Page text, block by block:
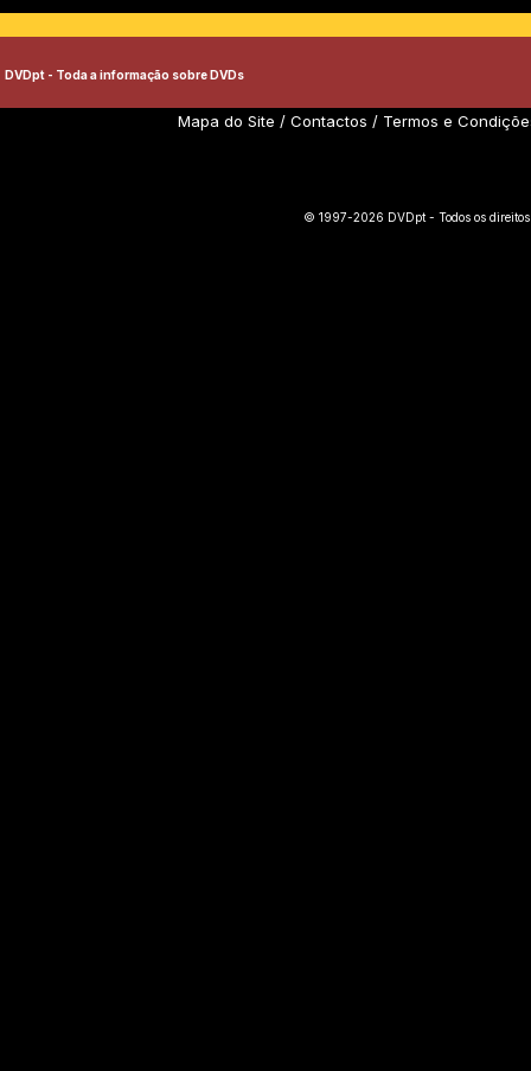
DVDpt - Toda a informação sobre DVDs
Mapa do Site / Contactos / Termos e
© 1997-2026 DVDpt - Todos os direitos